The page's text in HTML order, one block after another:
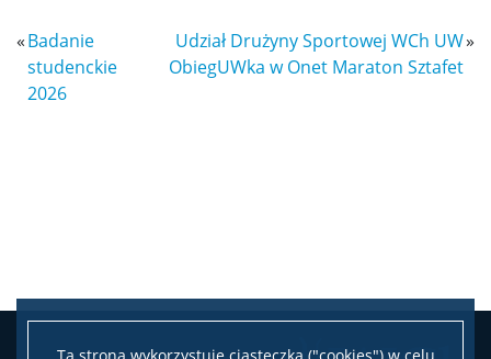
Wykłady z ciekawej chemii
«Badanie
studenckie
2026
Udział Drużyny Sportowej WCh UW
ObiegUWka w Onet Maraton Sztafet
»